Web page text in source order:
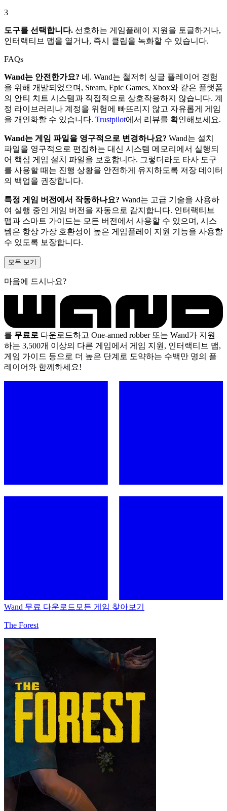
3
도구를 선택합니다. 선호하는 게임플레이 지원을 토글하거나,
인터랙티브 맵을 열거나, 즉시 클립을 녹화할 수 있습니다.
FAQs
Wand는 안전한가요? 네. Wand는 철저히 싱글 플레이어 경험
을 위해 개발되었으며, Steam, Epic Games, Xbox와 같은 플랫폼
의 안티 치트 시스템과 직접적으로 상호작용하지 않습니다. 계
정 라이브러리나 계정을 위험에 빠뜨리지 않고 자유롭게 게임
을 개인화할 수 있습니다. Trustpilot에서 리뷰를 확인해보세요.
Wand는 게임 파일을 영구적으로 변경하나요? Wand는 설치
파일을 영구적으로 편집하는 대신 시스템 메모리에서 실행되
어 핵심 게임 설치 파일을 보호합니다. 그렇더라도 타사 도구
를 사용할 때는 진행 상황을 안전하게 유지하도록 저장 데이터
의 백업을 권장합니다.
특정 게임 버전에서 작동하나요? Wand는 고급 기술을 사용하
여 실행 중인 게임 버전을 자동으로 감지합니다. 인터랙티브
맵과 스마트 가이드는 모든 버전에서 사용할 수 있으며, 시스
템은 항상 가장 호환성이 높은 게임플레이 지원 기능을 사용할
수 있도록 보장합니다.
모두 보기
마음에 드시나요?
를 무료로 다운로드하고 One-armed robber 또는 Wand가 지원
하는 3,500개 이상의 다른 게임에서 게임 지원, 인터랙티브 맵,
게임 가이드 등으로 더 높은 단계로 도약하는 수백만 명의 플
레이어와 함께하세요!
Wand 무료 다운로드 모든 게임 찾아보기
The Forest